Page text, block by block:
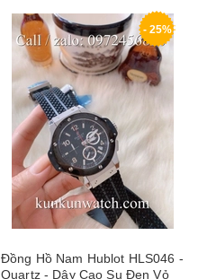
- 25%
Đồng Hồ Nam Hublot HLS046 -
Quartz - Dây Cao Su Đen Vỏ